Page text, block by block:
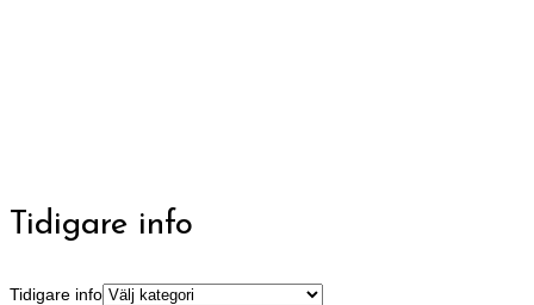
Tidigare info
Tidigare info